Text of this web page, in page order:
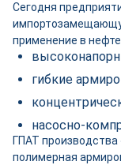
Сегодня
применение в
гибкие
насосно-
ГПАТ
полимерная